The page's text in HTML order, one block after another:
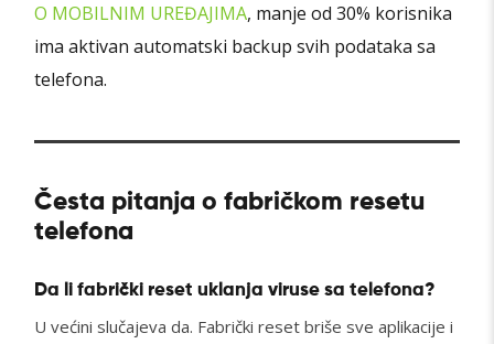
O MOBILNIM UREĐAJIMA, manje od 30% korisnika
ima aktivan automatski backup svih podataka sa
telefona.
Česta pitanja o fabričkom resetu
telefona
Da li fabrički reset uklanja viruse sa telefona?
U većini slučajeva da. Fabrički reset briše sve aplikacije i